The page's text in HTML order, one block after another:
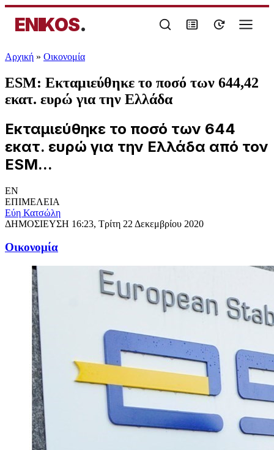
ENIKOS.
Αρχική » Oικονομία
ESM: Εκταμιεύθηκε το ποσό των 644,42
εκατ. ευρώ για την Ελλάδα
Εκταμιεύθηκε το ποσό των 644
εκατ. ευρώ για την Ελλάδα από τον
ESM...
EN
ΕΠΙΜΕΛΕΙΑ
Εύη Κατσώλη
ΔΗΜΟΣΙΕΥΣΗ 16:23, Τρίτη 22 Δεκεμβρίου 2020
Oικονομία